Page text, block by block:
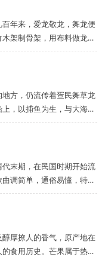
年来，爱龙敬龙，舞龙便
架制骨架，用布料做龙
龙把）等部分组成，体积
威风。舞龙正式开始
方，仍流传着疍民舞草龙
，以捕鱼为生，与大海为
香火祭拜妈祖。当地传
舞龙的方式来压制龙飓
末期，在民国时期开始流
调简单，通俗易懂，特别
纪的龙岗本地人，都会哼
间歌曲，它的曲调简朴...
厚撩人的香气，原产地在
食用历史。芒果属于热带